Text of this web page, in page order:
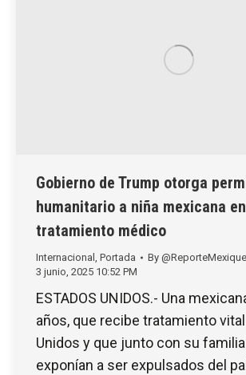
Gobierno de Trump otorga
humanitario a niña mexicana en
tratamiento médico
Internacional , Portada By
3 junio, 2025 10:52 PM
ESTADOS UNIDOS.- Una
años, que recibe tratamiento
Unidos y que junto con su
exponían a ser expulsados del